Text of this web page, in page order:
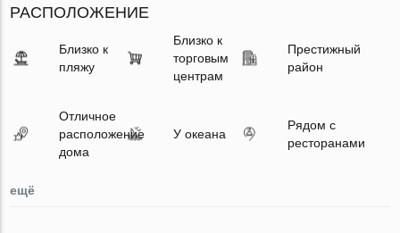
РАСПОЛОЖЕНИЕ
Близко к
пляжу
Близко к
торговым
центрам
Престижный
район
Отличное
расположение
дома
У океана
Рядом с
ресторанами
ещё